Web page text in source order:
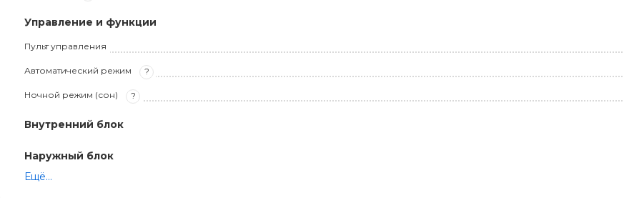
Управление и функции
Пульт управления
Автоматический режим ?
Ночной режим (сон) ?
Внутренний блок
Наружный блок
Ещё...